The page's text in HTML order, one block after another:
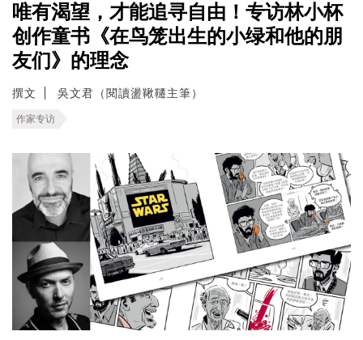
唯有渴望，才能追寻自由！专访林小杯
创作童书《在鸟笼出生的小绿和他的朋
友们》的理念
撰文 吳文君（閱讀盪鞦韆主筆）
作家专访